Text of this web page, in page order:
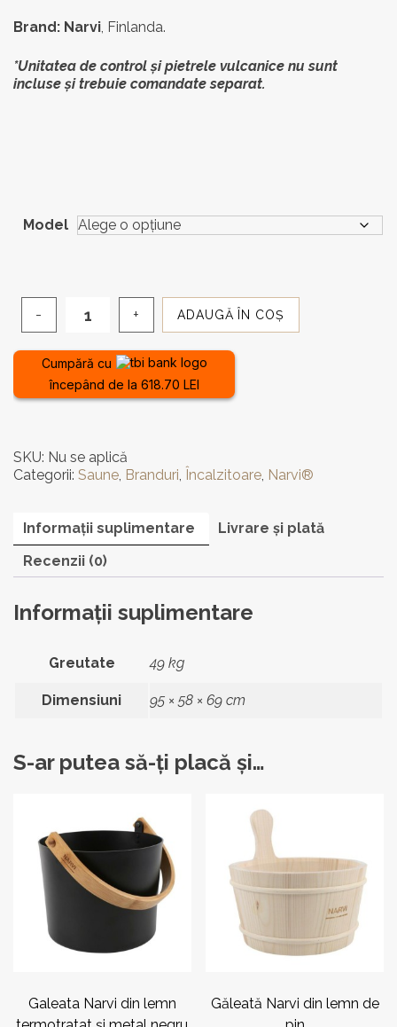
Brand: Narvi, Finlanda.
*Unitatea de control și pietrele vulcanice nu sunt
incluse și trebuie comandate separat.
Model
electric
Peak
(fără
control)
ADAUGĂ ÎN COȘ
Cumpără cu
începând de la 618.70 LEI
SKU: Nu se aplică
Categorii: Saune, Branduri, Încalzitoare, Narvi®
Informații suplimentare
Livrare și plată
Recenzii (0)
Informații suplimentare
Greutate 49 kg
Dimensiuni 95 × 58 × 69 cm
S-ar putea să-ți placă și…
Galeata Narvi din lemn
Găleată Narvi din lemn de